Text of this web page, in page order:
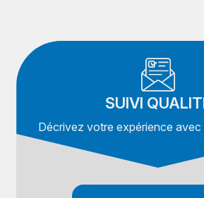
SUIVI
Décrivez votre expérience avec